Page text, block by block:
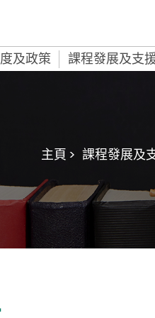
及政策 課程發展及支
主頁 > 課程發展及